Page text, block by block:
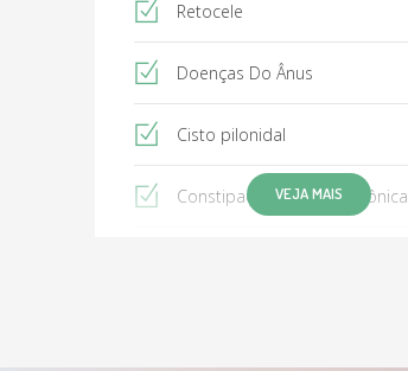
Retocele
Doenças Do Ânus
Cisto pilonidal
Constipação intestinal crônica
VEJA MAIS